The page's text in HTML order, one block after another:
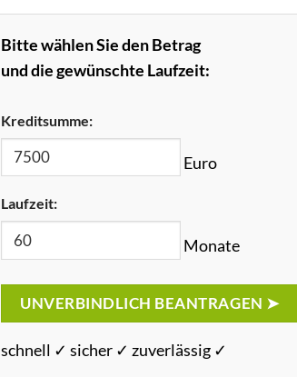
Bitte wählen Sie den Betrag
und die gewünschte Laufzeit:
Kreditsumme:
Euro
Laufzeit:
Monate
UNVERBINDLICH BEANTRAGEN ➤
schnell ✓ sicher ✓ zuverlässig ✓